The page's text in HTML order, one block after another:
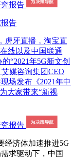
告
虎牙直播，淘宝直
线以及中国联通
“2021年5G新文创
媒咨询集团CEO
场发布《2021年中
大家带来“新视
济体加速推进5G
求驱动下，中国